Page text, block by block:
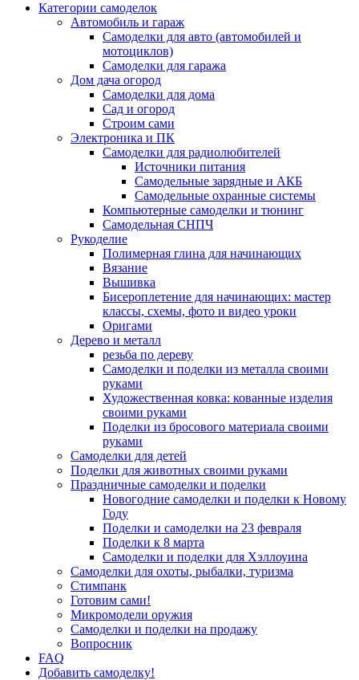
Категории самоделок
Автомобиль и гараж
Самоделки для авто (автомобилей и
мотоциклов)
Самоделки для гаража
Дом дача огород
Самоделки для дома
Сад и огород
Строим сами
Электроника и ПК
Самоделки для радиолюбителей
Источники питания
Самодельные зарядные и АКБ
Самодельные охранные системы
Компьютерные самоделки и тюнинг
Самодельная СНПЧ
Рукоделие
Полимерная глина для начинающих
Вязание
Вышивка
Бисероплетение для начинающих: мастер
классы, схемы, фото и видео уроки
Оригами
Дерево и металл
резьба по дереву
Самоделки и поделки из металла своими
руками
Художественная ковка: кованные изделия
своими руками
Поделки из бросового материала своими
руками
Самоделки для детей
Поделки для животных своими руками
Праздничные самоделки и поделки
Новогодние самоделки и поделки к Новому
Году
Поделки и самоделки на 23 февраля
Поделки к 8 марта
Самоделки и поделки для Хэллоуина
Самоделки для охоты, рыбалки, туризма
Стимпанк
Готовим сами!
Микромодели оружия
Самоделки и поделки на продажу
Вопросник
FAQ
Добавить самоделку!